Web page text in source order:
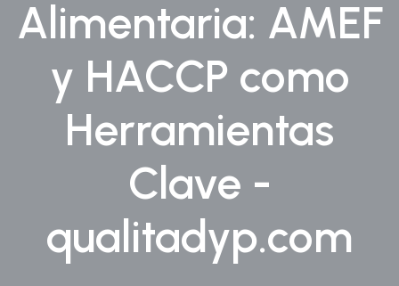
Alimentaria: AMEF
y HACCP como
Herramientas
Clave -
qualitadyp.com